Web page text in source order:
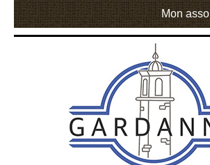
Mon asso
Annuaire
Actualités